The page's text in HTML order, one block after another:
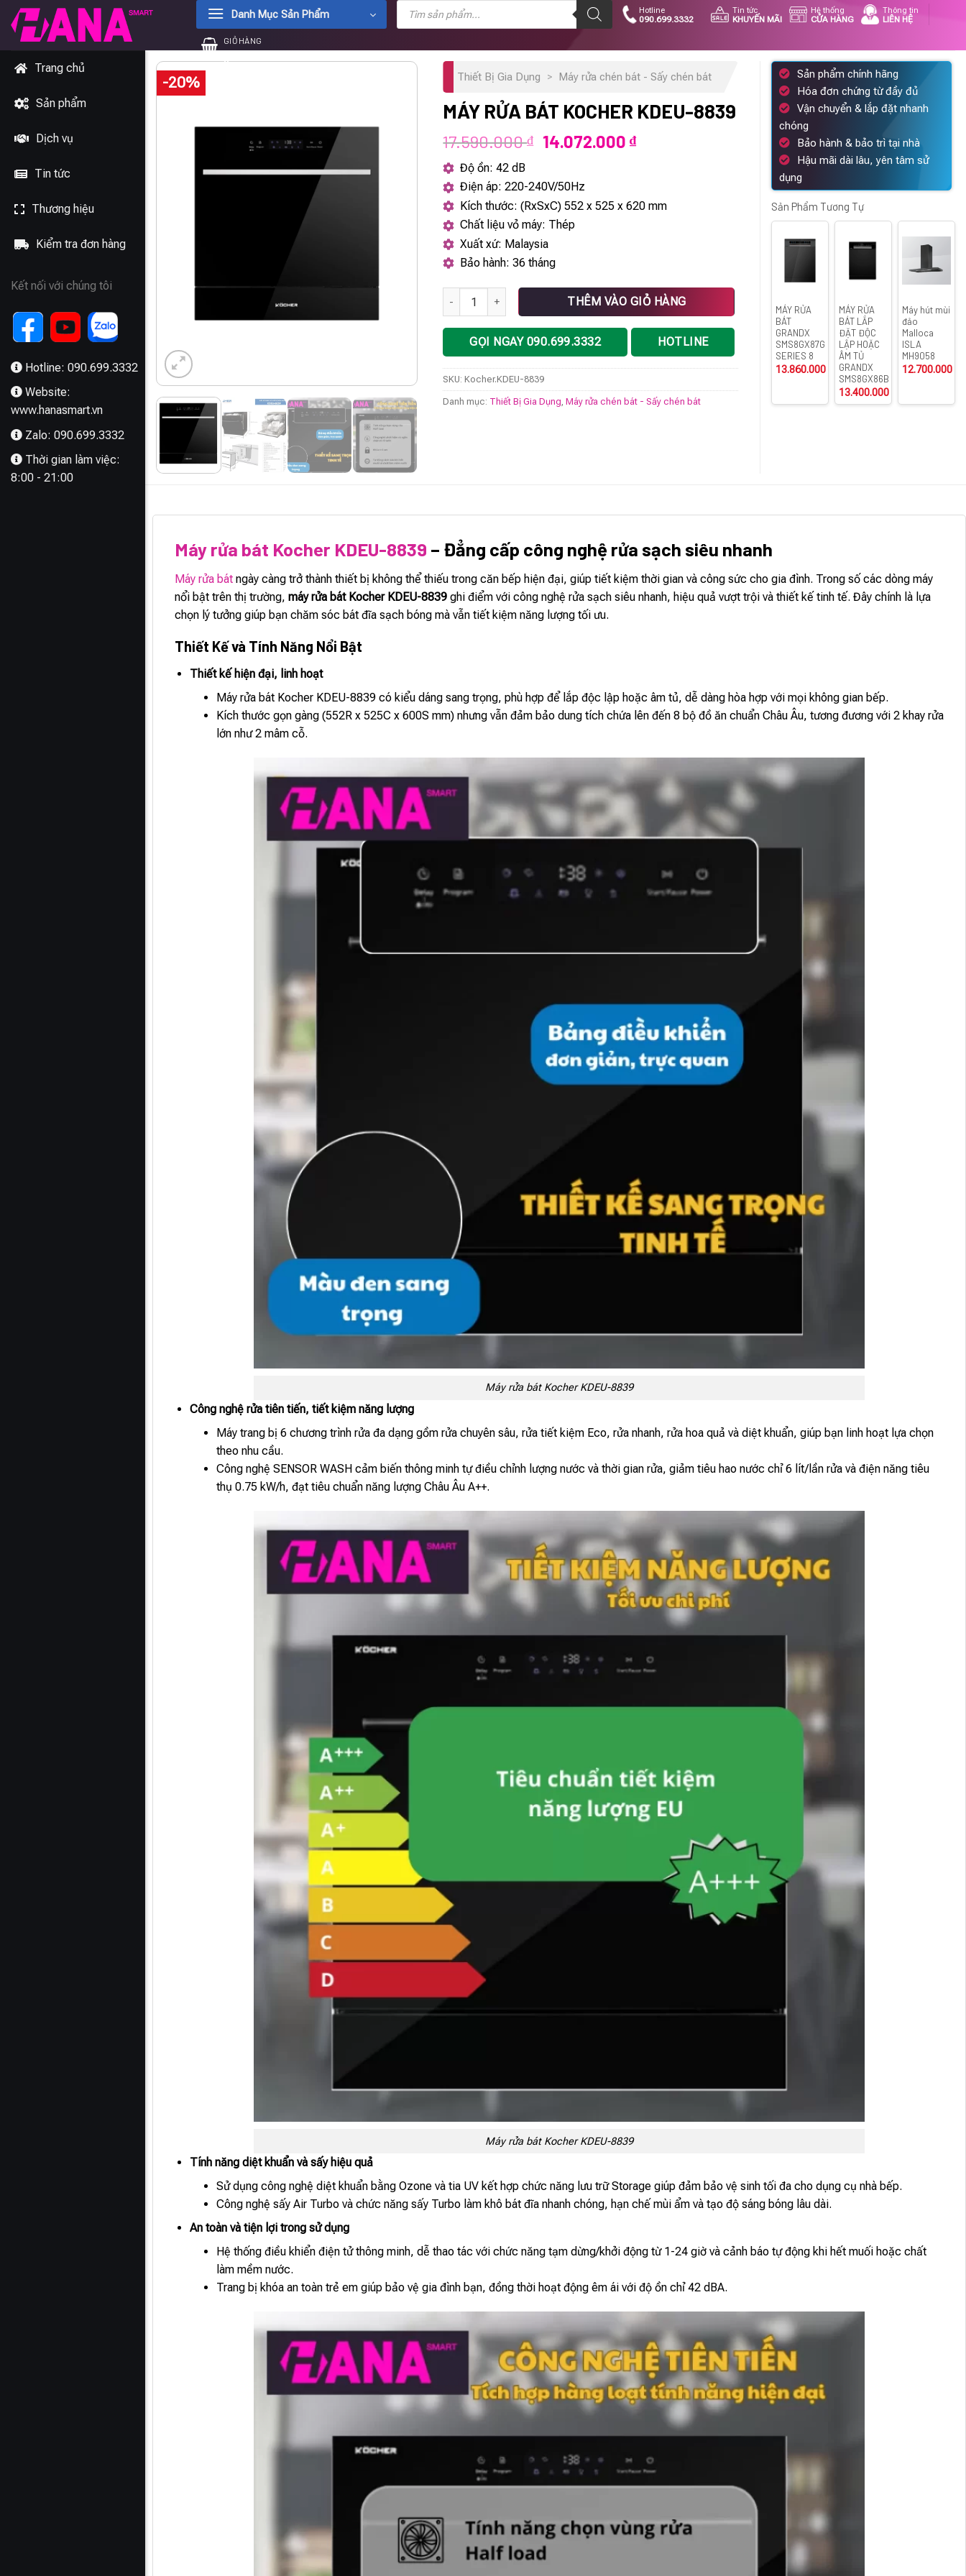
Chuyển
đến
dung
Danh Mục Sản Phẩm
Tìm
kiếm
phẩm
Hotline
090.699.3332
Tin tức
KHUYẾN MÃI
Hệ thống
CỬA HÀNG
Thông tin
LIÊN HỆ
GIỎ HÀNG
0₫
Trang chủ
Sản phẩm
Dịch vụ
Tin tức
Thương hiệu
Kiểm tra đơn hàng
Kết nối với chúng tôi
Hotline: 090.699.3332
Website:
www.hanasmart.vn
Zalo: 090.699.3332
Thời gian làm việc:
8:00 - 21:00
-20% Thiết Bị Gia Dụng > Máy rửa chén bát - Sấy chén bát
MÁY RỬA BÁT KOCHER KDEU-8839
17.590.000₫
Giá
17.590.000 ₫.
14.072.000 ₫Giá
14.072.000 ₫.
Độ ồn: 42 dB
Điện áp: 220-240V/50Hz
Kích thước: (RxSxC) 552 x 525 x 620 mm
Chất liệu vỏ máy: Thép
Xuất xứ: Malaysia
Bảo hành: 36 tháng
Máy rửa bát Kocher KDEU-8839 số lượngTHÊM VÀO GIỎ HÀNG
GỌI NGAY 090.699.3332 HOTLINE
SKU:Kocher.KDEU-8839
Danh mục: Thiết Bị Gia Dụng,Máy rửa chén bát - Sấy chén bát
Sản phẩm chính hãng
Hóa đơn chứng từ đầy đủ
Vận chuyển & lắp đặt nhanh
chóng
Bảo hành & bảo trì tại nhà
Hậu mãi dài lâu, yên tâm sử
dụng
Sản Phẩm Tương Tự
MÁY RỬA
BÁT
GRANDX
SMS8GX87G
SERIES 8
13.860.000
MÁY RỬA
BÁT LẮP
ĐẶT ĐỘC
LẬP HOẶC
ÂM TỦ
GRANDX
SMS8GX86B
13.400.000
Máy hút mùi
đảo
Malloca
ISLA
MH9058
12.700.000
Máy rửa bát Kocher KDEU-8839 – Đẳng cấp công nghệ rửa sạch siêu nhanh
Máy rửa bát ngày càng trở thành thiết bị không thể thiếu trong căn bếp hiện đại, giúp tiết kiệm thời gian và công sức cho gia đình. Trong số các dòng máy
nổi bật trên thị trường,máy rửa bát Kocher KDEU-8839 ghi điểm với công nghệ rửa sạch siêu nhanh, hiệu quả vượt trội và thiết kế tinh tế. Đây chính là lựa
chọn lý tưởng giúp bạn chăm sóc bát đĩa sạch bóng mà vẫn tiết kiệm năng lượng tối ưu.
Thiết Kế và Tính Năng Nổi Bật
Thiết kế hiện đại, linh hoạt
Máy rửa bát Kocher KDEU-8839 có kiểu dáng sang trọng, phù hợp để lắp độc lập hoặc âm tủ, dễ dàng hòa hợp với mọi không gian bếp.
Kích thước gọn gàng (552R x 525C x 600S mm) nhưng vẫn đảm bảo dung tích chứa lên đến 8 bộ đồ ăn chuẩn Châu Âu, tương đương với 2 khay rửa
lớn như 2 mâm cỗ.
Máy rửa bát Kocher KDEU-8839
Công nghệ rửa tiên tiến, tiết kiệm năng lượng
Máy trang bị 6 chương trình rửa đa dạng gồm rửa chuyên sâu, rửa tiết kiệm Eco, rửa nhanh, rửa hoa quả và diệt khuẩn, giúp bạn linh hoạt lựa chọn
theo nhu cầu.
Công nghệ SENSOR WASH cảm biến thông minh tự điều chỉnh lượng nước và thời gian rửa, giảm tiêu hao nước chỉ 6 lít/lần rửa và điện năng tiêu
thụ 0.75 kW/h, đạt tiêu chuẩn năng lượng Châu Âu A++.
Máy rửa bát Kocher KDEU-8839
Tính năng diệt khuẩn và sấy hiệu quả
Sử dụng công nghệ diệt khuẩn bằng Ozone và tia UV kết hợp chức năng lưu trữ Storage giúp đảm bảo vệ sinh tối đa cho dụng cụ nhà bếp.
Công nghệ sấy Air Turbo và chức năng sấy Turbo làm khô bát đĩa nhanh chóng, hạn chế mùi ẩm và tạo độ sáng bóng lâu dài.
An toàn và tiện lợi trong sử dụng
Hệ thống điều khiển điện tử thông minh, dễ thao tác với chức năng tạm dừng/khởi động từ 1-24 giờ và cảnh báo tự động khi hết muối hoặc chất
làm mềm nước.
Trang bị khóa an toàn trẻ em giúp bảo vệ gia đình bạn, đồng thời hoạt động êm ái với độ ồn chỉ 42 dBA.